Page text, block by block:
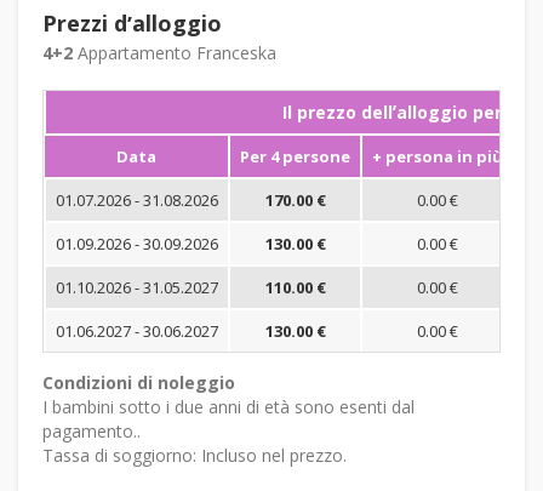
Prezzi dʼalloggio
4+2 Appartamento Franceska
Il prezzo dellʼalloggio per
Data Per 4 persone + persona in più
01.07.2026 - 31.08.2026
170.00 €
0.00 €
01.09.2026 - 30.09.2026
130.00 €
0.00 €
01.10.2026 - 31.05.2027
110.00 €
0.00 €
01.06.2027 - 30.06.2027
130.00 € 0.00 €
Condizioni di noleggio
I bambini sotto i due anni di età sono esenti dal
pagamento..
Tassa di soggiorno: Incluso nel prezzo.